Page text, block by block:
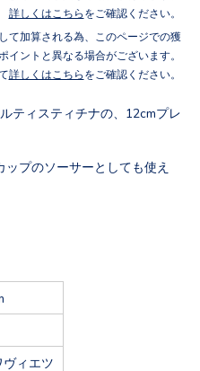
詳しくはこちら をご確認ください。
て加算される為、このページでの獲
イントと異なる場合がございます。
詳しくはこちら をご確認ください。
ティスティチナの、12cmプレ
プのソーサーとしても使え
ィエツ